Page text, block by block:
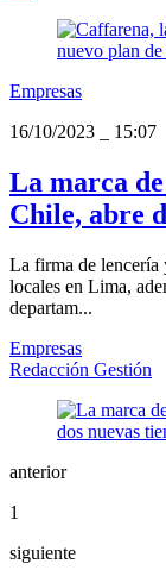
Empresas
16/10/2023
15:07
La marca
Chile, abre
La firma de lencería
locales en Lima,
departam...
Empresas
Redacción Gestión
anterior
1
siguiente